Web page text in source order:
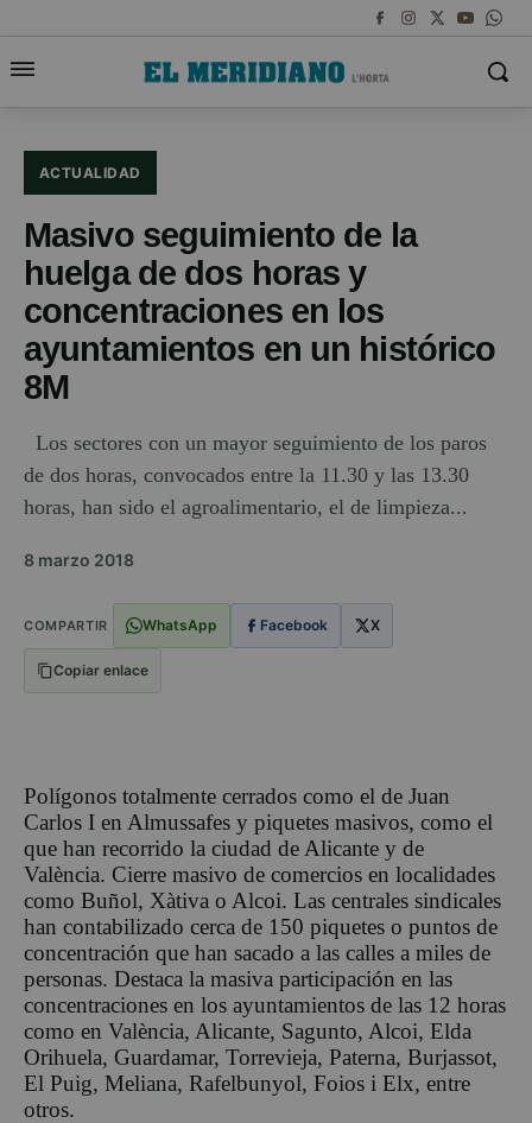
ACTUALIDAD
Masivo seguimiento de la
huelga de dos horas y
concentraciones en los
ayuntamientos en un histórico
8M
Los sectores con un mayor seguimiento de los paros
de dos horas, convocados entre la 11.30 y las 13.30
horas, han sido el agroalimentario, el de limpieza...
8 marzo 2018
COMPARTIR WhatsApp Facebook X
Copiar enlace
Polígonos totalmente cerrados como el de Juan
Carlos I en Almussafes y piquetes masivos, como el
que han recorrido la ciudad de Alicante y de
València. Cierre masivo de comercios en localidades
como Buñol, Xàtiva o Alcoi. Las centrales sindicales
han contabilizado cerca de 150 piquetes o puntos de
concentración que han sacado a las calles a miles de
personas. Destaca la masiva participación en las
concentraciones en los ayuntamientos de las 12 horas
como en València, Alicante, Sagunto, Alcoi, Elda
Orihuela, Guardamar, Torrevieja, Paterna, Burjassot,
El Puig, Meliana, Rafelbunyol, Foios i Elx, entre
otros.